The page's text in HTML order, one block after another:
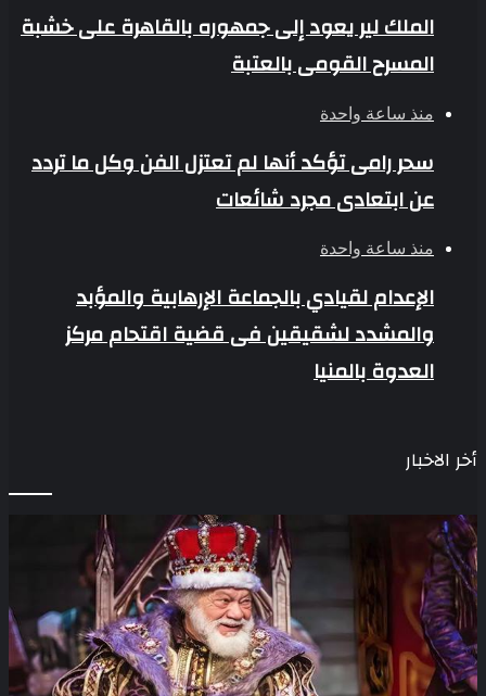
الملك لير يعود إلى جمهوره بالقاهرة على خشبة
المسرح القومى بالعتبة
منذ ساعة واحدة
سحر رامى تؤكد أنها لم تعتزل الفن وكل ما تردد
عن ابتعادى مجرد شائعات
منذ ساعة واحدة
الإعدام لقيادي بالجماعة الإرهابية والمؤبد
والمشدد لشقيقين فى قضية اقتحام مركز
العدوة بالمنيا
أخر الاخبار